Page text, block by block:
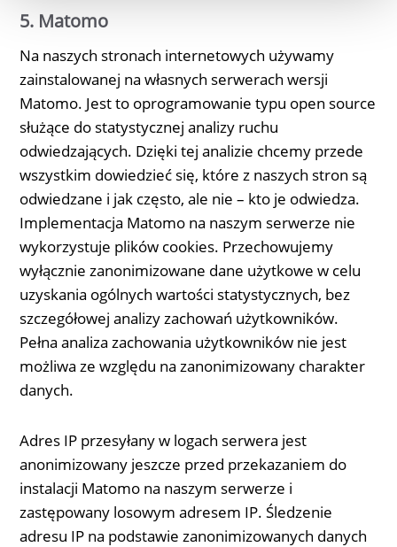
5. Matomo
Na naszych stronach internetowych używamy
zainstalowanej na własnych serwerach wersji
Matomo. Jest to oprogramowanie typu open source
służące do statystycznej analizy ruchu
odwiedzających. Dzięki tej analizie chcemy przede
wszystkim dowiedzieć się, które z naszych stron są
odwiedzane i jak często, ale nie – kto je odwiedza.
Implementacja Matomo na naszym serwerze nie
wykorzystuje plików cookies. Przechowujemy
wyłącznie zanonimizowane dane użytkowe w celu
uzyskania ogólnych wartości statystycznych, bez
szczegółowej analizy zachowań użytkowników.
Pełna analiza zachowania użytkowników nie jest
możliwa ze względu na zanonimizowany charakter
danych.
Adres IP przesyłany w logach serwera jest
anonimizowany jeszcze przed przekazaniem do
instalacji Matomo na naszym serwerze i
zastępowany losowym adresem IP. Śledzenie
adresu IP na podstawie zanonimizowanych danych